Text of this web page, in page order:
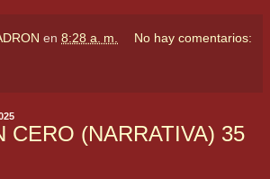
en 8:28 a. m. No hay comentarios:
CERO (NARRATIVA) 35